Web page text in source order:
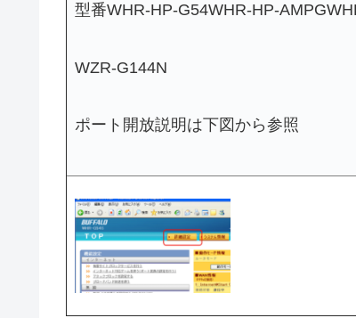
型番WHR-HP-G54WHR-HP-
WZR-G144N
ポート開放説明は下図から参照